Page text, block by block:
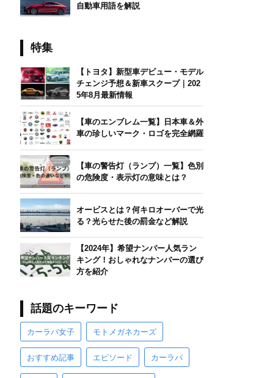
自動車用語を解説
特集
【トヨタ】新型車デビュー・モデル
チェンジ予想＆新車スクープ｜202
5年8月最新情報
【車のエンブレム一覧】日本車＆外
車の珍しいマーク・ロゴを完全網羅
【車の警告灯（ランプ）一覧】色別
の危険度・表示灯の意味とは？
オービスとは？何キロオーバーで光
る？光らせた後の罰金など解説
【2024年】希望ナンバー人気ラン
キング！おしゃれなナンバーの選び
方を紹介
話題のキーワード
カーラバ女子 モトメガネカーズ
おすすめ記事 エピソード カーラバ